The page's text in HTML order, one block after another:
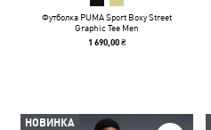
Футболка PUMA Sport Boxy Street
Graphic Tee Men
1 690,00 ₴
НОВИНКА